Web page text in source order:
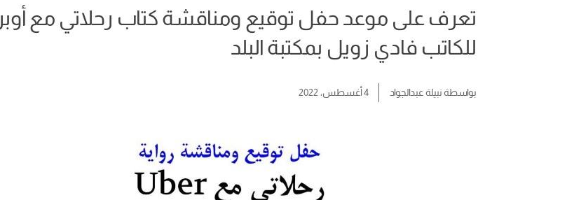
تعرف على موعد حفل توقيع ومناقشة كتاب رحلاتي مع أوبر
للكاتب فادي زويل بمكتبة البلد
بواسطةنبيلة عبدالجواد 4 أغسطس، 2022